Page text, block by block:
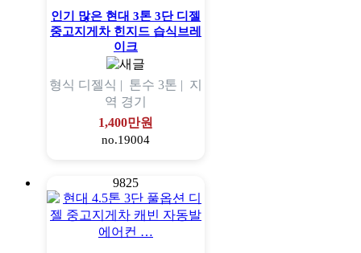
인기 많은 현대 3톤 3단 디젤
중고지게차 힌지드 습식브레
이크
형식 디젤식 | 톤수 3톤 | 지
역 경기
1,400만원
no.19004
9825